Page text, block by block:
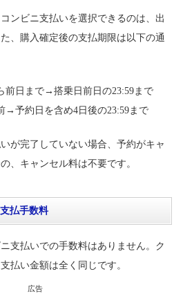
ンビニ支払いを選択できるのは、出
、購入確定後の支払期限は以下の通
前日まで→搭乗日前日の23:59まで
→予約日を含め4日後の23:59まで
が完了していない場合、予約がキャ
、キャンセル料は不要です。
払手数料
支払いでの手数料はありません。ク
払い金額は全く同じです。
広告